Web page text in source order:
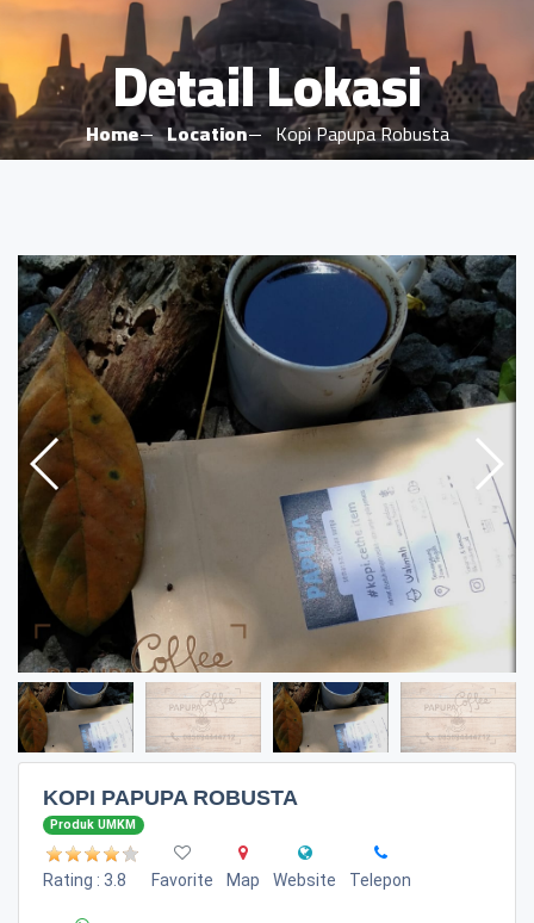
Detail Lokasi
Home Location Kopi Papupa Robusta
KOPI PAPUPA ROBUSTA
Produk UMKM
Rating : 3.8 Favorite Map Website Telepon